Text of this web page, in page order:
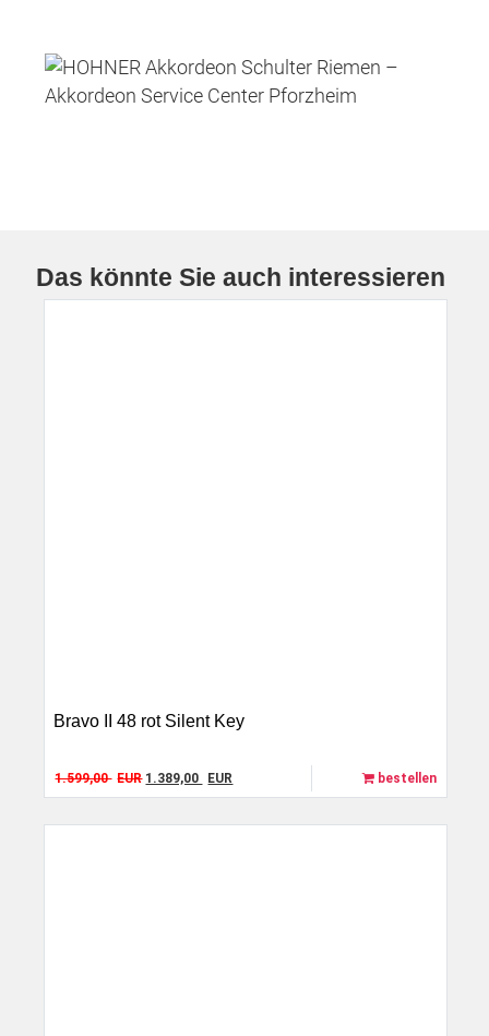
Das könnte Sie auch interessieren
Bravo II 48 rot Silent Key
1.599,00 EUR Original price was: 1.599,00 EUR.
1.389,00 EUR Current price is: 1.389,00 EUR.
bestellen